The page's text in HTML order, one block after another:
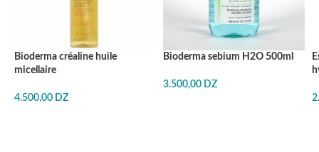
Bioderma créaline huile
micellaire
4.500,00 DZ
Bioderma sebium H2O 500ml
3.500,00 DZ